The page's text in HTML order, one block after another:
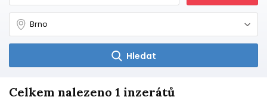
Hledat
Celkem nalezeno 1 inzerátů